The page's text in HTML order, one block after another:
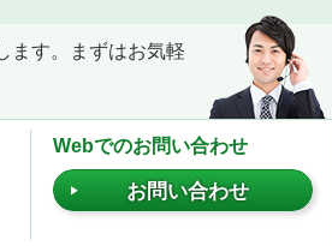
ます。まずはお気軽
Webでのお問い合わせ
お問い合わせ